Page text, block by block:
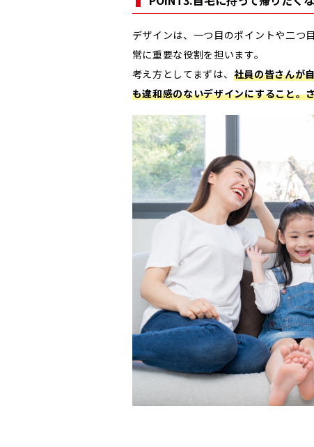
デザインは、一つ目のポイントや二つ
常に重要な役割を担います。
考え方としてまずは、 社員の皆さんが
も違和感のないデザインにすること。